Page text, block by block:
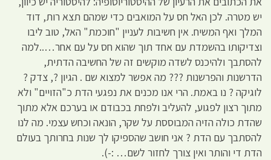
יש מטרה. לכן האל חס על המואבים כדי שמהם תצא רות, דוד
המלך ואף המשיח. אין חשיבות לעניין "חוכמת" האל, טוב ליבו
וצדיקותו בהשמדת עם אחד תוך שהוא חס על עם אחר…..למה
להסתבך ולהיכנס לשדה מוקשים זה של החשיבה הדתית,
הדרשנות והפרשנות ??? מה אפשר למצוא שם . הגיון ?, צדק ?
לוגיקה ? נו באמת. הרי אנו מכנים את נפגעי הדת כ"הזויים" ולא
מתוך רצון לפגוע, להעליב ולפחת בכבודם או בערכם אלא מתוך
שהדת כולה הזיה המבוססת על שקר, הונאה וכחש עצמי. מה לנו
להסתבך עם הדת ? אני חושב שהספיקו לך שנות בחרותך בעולם
הדת די והותר ואין צורך לחזור לשם… :-).